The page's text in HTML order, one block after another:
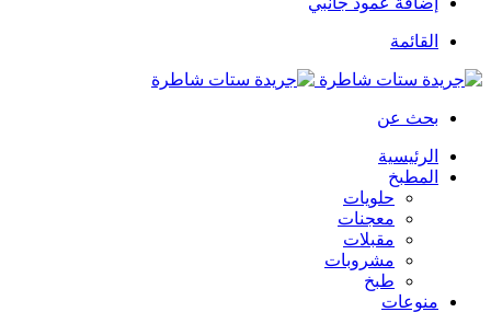
القائمة
بحث عن
الرئيسية
المطبخ
حلويات
معجنات
مقبلات
مشروبات
طبخ
منوعات